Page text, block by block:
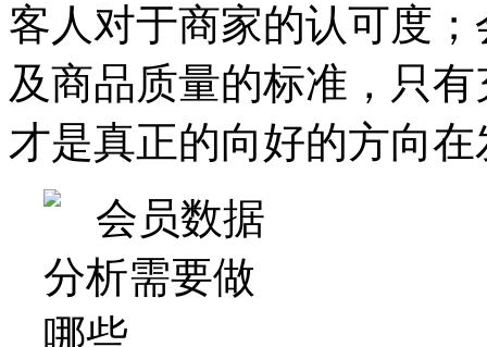
客人对于商家的认可度
及商品质量的标准，只
才是真正的向好的方向在